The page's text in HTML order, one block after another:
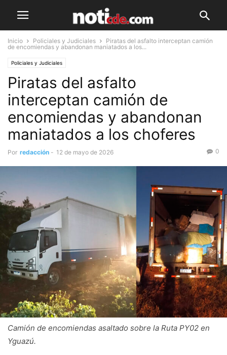
Inicio Policiales y Judiciales
Piratas del asfalto interceptan camión
de encomiendas y abandonan maniatados a los...
Policiales y Judiciales
Piratas del asfalto
interceptan camión de
encomiendas y abandonan
maniatados a los choferes
Por redacción - 12 de mayo de 2026 0
Camión de encomiendas asaltado sobre la Ruta PY02 en
Yguazú.